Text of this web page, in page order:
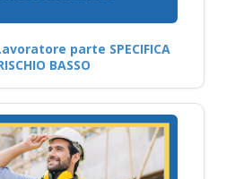
parte SPECIFICA
BASSO